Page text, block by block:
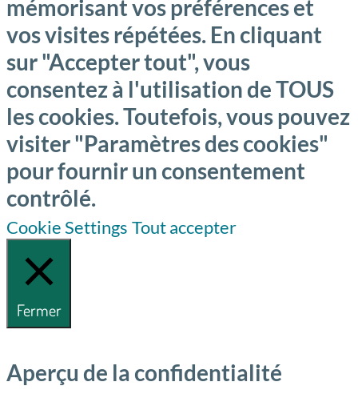
mémorisant vos préférences et
vos visites répétées. En cliquant
sur "Accepter tout", vous
consentez à l'utilisation de TOUS
les cookies. Toutefois, vous pouvez
visiter "Paramètres des cookies"
pour fournir un consentement
contrôlé.
Cookie Settings Tout accepter
Fermer
Aperçu de la confidentialité